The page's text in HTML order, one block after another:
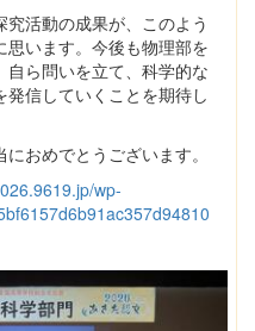
活動の成果が、このよう
います。今後も物理部を
ら問いを立て、科学的な
信していくことを期待し
おめでとうございます。
wp-